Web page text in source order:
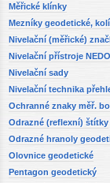
Měřické klínky
Mezníky geodetické,
Nivelační (měřické)
Nivelační přístroje NEDO
Nivelační sady
Nivelační technika
Ochranné znaky měř.
Odrazné (reflexní) štítky
Odrazné hranoly
Olovnice geodetické
Pentagon geodetický